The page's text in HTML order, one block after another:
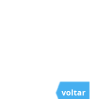
voltar